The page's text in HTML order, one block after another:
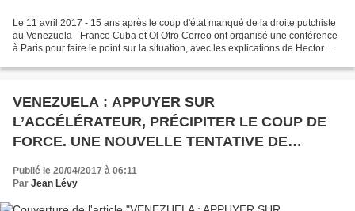
Le 11 avril 2017 - 15 ans après le coup d'état manqué de la droite putchiste
au Venezuela - France Cuba et Ol Otro Correo ont organisé une conférence
à Paris pour faire le point sur la situation, avec les explications de Hector
VENEZUELA : APPUYER SUR
L’ACCÉLÉRATEUR, PRÉCIPITER LE COUP DE
FORCE. UNE NOUVELLE TENTATIVE DE
Publié le 20/04/2017 à 06:11
Par Jean Lévy